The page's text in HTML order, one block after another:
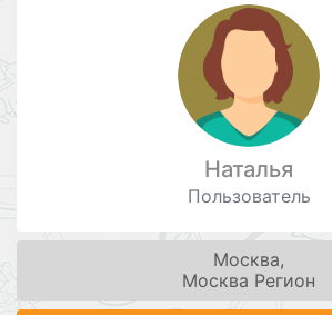
Наталья
Пользователь
Москва,
Москва Регион